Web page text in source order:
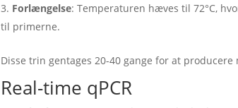
Forlængelse: Temperaturen hæves til 72°C,
til primerne.
Disse trin gentages 20-40 gange for at
Real-time qPCR